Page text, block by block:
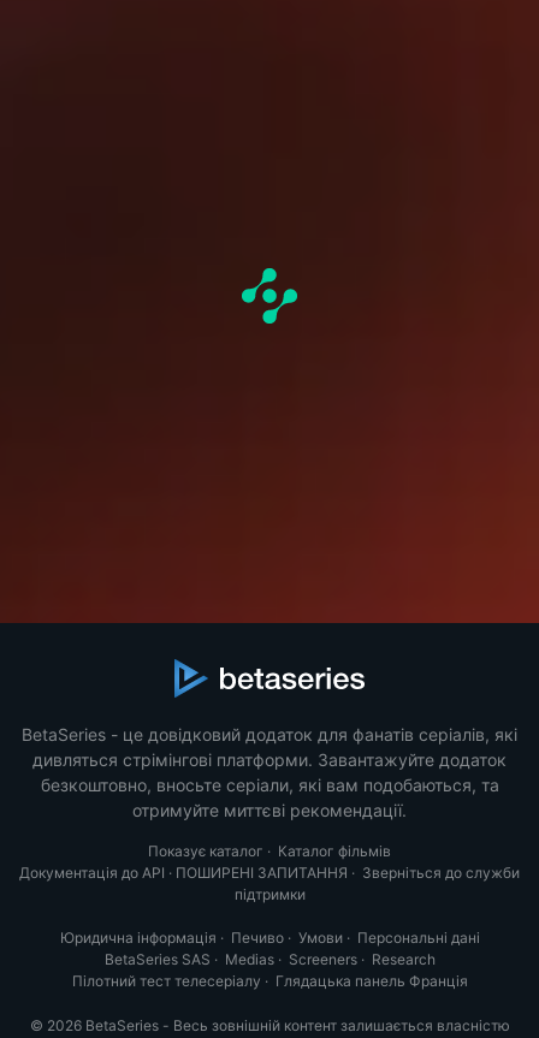
BetaSeries - це довідковий додаток для фанатів серіалів, які
дивляться стрімінгові платформи. Завантажуйте додаток
безкоштовно, вносьте серіали, які вам подобаються, та
отримуйте миттєві рекомендації.
Показує каталог · Каталог фільмів
Документація до API · ПОШИРЕНІ ЗАПИТАННЯ · Зверніться до служби
підтримки
Юридична інформація · Печиво· Умови· Персональні дані
BetaSeries SAS · Medias· Screeners· Research
Пілотний тест телесеріалу · Глядацька панель Франція
© 2026 BetaSeries - Весь зовнішній контент залишається власністю